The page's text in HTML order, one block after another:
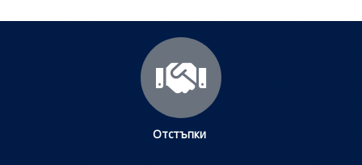
Отстъпки